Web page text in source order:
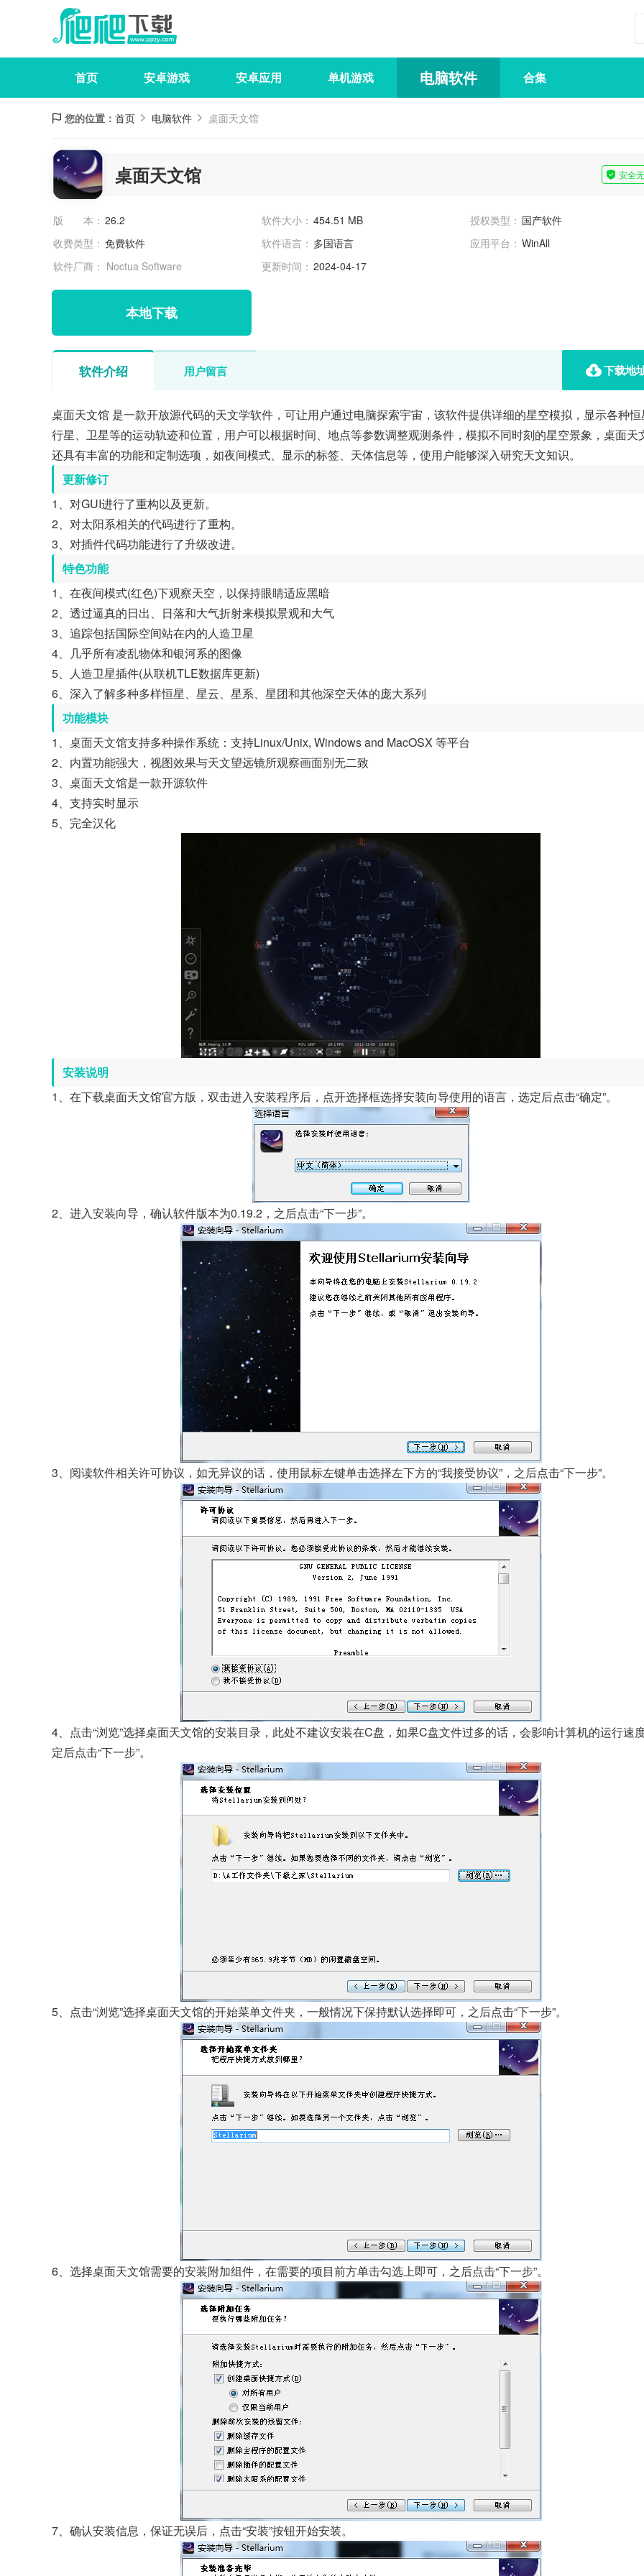
首页 安卓游戏 安卓应用 单机游戏 电脑软件 合集
您的位置： 首页 电脑软件 桌面天文馆
桌面天文馆 安全
版 本： 26.2 软件大小： 454.51 MB 授权类型： 国产软件
收费类型： 免费软件 软件语言： 多国语言 应用平台： WinAll
软件厂商： Noctua Software
更新时间： 2024-04-17
本地下载
软件介绍 用户留言 下载地
桌面天文馆 是一款开放源代码的天文学软件，可让用户通过电脑探索宇宙，该软件提供详细的星空模拟，显示各种
行星、卫星等的运动轨迹和位置，用户可以根据时间、地点等参数调整观测条件，模拟不同时刻的星空景象，桌面天
还具有丰富的功能和定制选项，如夜间模式、显示的标签、天体信息等，使用户能够深入研究天文知识。
更新修订
1、对GUI进行了重构以及更新。
2、对太阳系相关的代码进行了重构。
3、对插件代码功能进行了升级改进。
特色功能
1、在夜间模式(红色)下观察天空，以保持眼睛适应黑暗
2、透过逼真的日出、日落和大气折射来模拟景观和大气
3、追踪包括国际空间站在内的人造卫星
4、几乎所有凌乱物体和银河系的图像
5、人造卫星插件(从联机TLE数据库更新)
6、深入了解多种多样恒星、星云、星系、星团和其他深空天体的庞大系列
功能模块
1、桌面天文馆支持多种操作系统：支持Linux/Unix, Windows and MacOSX 等平台
2、内置功能强大，视图效果与天文望远镜所观察画面别无二致
3、桌面天文馆是一款开源软件
4、支持实时显示
5、完全汉化
安装说明
1、在下载桌面天文馆官方版，双击进入安装程序后，点开选择框选择安装向导使用的语言，选定后点击“确定”。
2、进入安装向导，确认软件版本为0.19.2，之后点击“下一步”。
3、阅读软件相关许可协议，如无异议的话，使用鼠标左键单击选择左下方的“我接受协议”，之后点击“下一步”。
4、点击“浏览”选择桌面天文馆的安装目录，此处不建议安装在C盘，如果C盘文件过多的话，会影响计算机的运行速
定后点击“下一步”。
5、点击“浏览”选择桌面天文馆的开始菜单文件夹，一般情况下保持默认选择即可，之后点击“下一步”。
6、选择桌面天文馆需要的安装附加组件，在需要的项目前方单击勾选上即可，之后点击“下一步”。
7、确认安装信息，保证无误后，点击“安装”按钮开始安装。